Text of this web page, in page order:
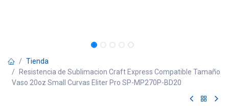
Tienda
Resistencia de Sublimacion Craft Express Compatible Tamaño
Vaso 20oz Small Curvas Eliter Pro SP-MP270P-BD20